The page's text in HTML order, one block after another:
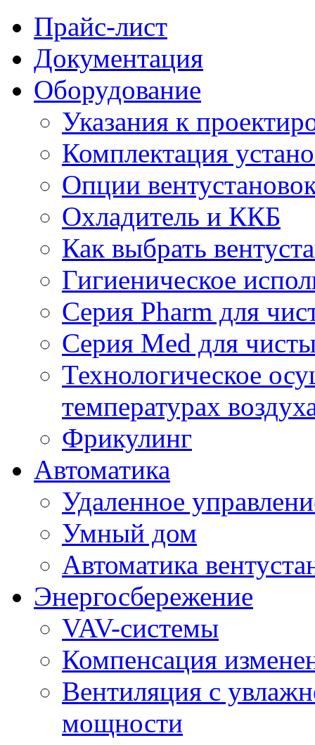
Прайс-лист
Документация
Оборудование
Указания к
Комплектация
Опции
Охладитель и ККБ
Как выбрать
Гигиеническое
Серия Pharm для
Серия Med для
Технологическое
температурах
Фрикулинг
Автоматика
Удаленное
Умный дом
Автоматика
Энергосбережение
VAV-системы
Компенсация
Вентиляция с
мощности